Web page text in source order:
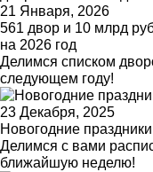
21 Января, 2026
561 двор и 10 млрд
на 2026 год
Делимся списком
следующем году!
23 Декабря, 2025
Новогодние
Делимся с вами
ближайшую неделю!